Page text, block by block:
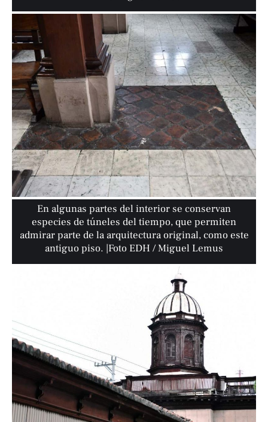
En algunas partes del interior se conservan
especies de túneles del tiempo, que permiten
admirar parte de la arquitectura original, como este
antiguo piso. |Foto EDH / Miguel Lemus